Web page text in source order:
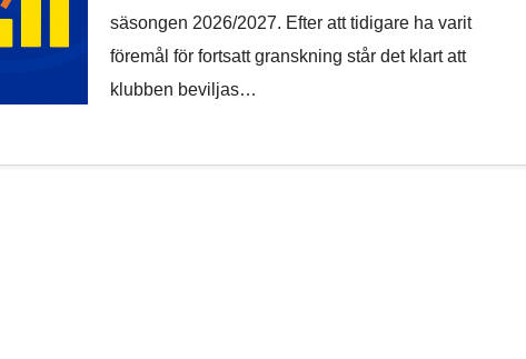
säsongen 2026/2027. Efter att tidigare ha varit
föremål för fortsatt granskning står det klart att
klubben beviljas…